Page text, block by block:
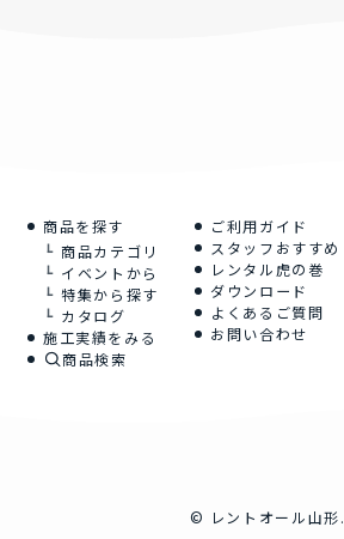
商品を探す
商品カテゴリ
イベントから
特集から探す
カタログ
施工実績をみる
商品検索
ご利用ガイド
スタッフおすすめ
レンタル虎の巻
ダウンロード
よくあるご質問
お問い合わせ
© レントオール山形.